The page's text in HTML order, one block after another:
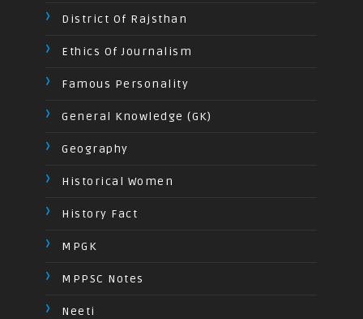
District Of Rajsthan
Ethics Of Journalism
Famous Personality
General Knowledge (GK)
Geography
Historical Women
History Fact
MPGK
MPPSC Notes
Neeti